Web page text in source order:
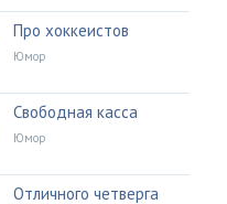
Про хоккеистов
Юмор
Свободная касса
Юмор
Отличного четверга